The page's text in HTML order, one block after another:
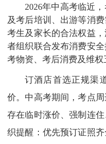
2026年中高考临近
及考后培训、出游等消
考生及家长的合法权益
者组织联合发布消费安
考物资、考后消费及维权
订酒店首选正规渠
价。中高考期间，考点
存在临时涨价、强制连
织提醒：优先预订证照